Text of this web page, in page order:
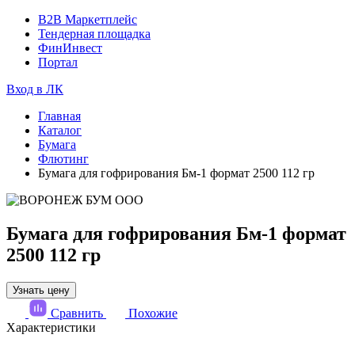
B2B Маркетплейс
Тендерная площадка
ФинИнвест
Портал
Вход в ЛК
Главная
Каталог
Бумага
Флютинг
Бумага для гофрирования Бм-1 формат 2500 112 гр
Бумага для гофрирования Бм-1 формат
2500 112 гр
Узнать цену
Сравнить
Похожие
Характеристики